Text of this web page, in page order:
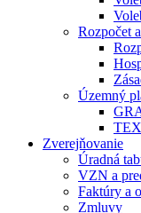
Rozpočet
Územný
Zverejňovanie
Úradná
VZN a
Faktúry a
Zmluvy